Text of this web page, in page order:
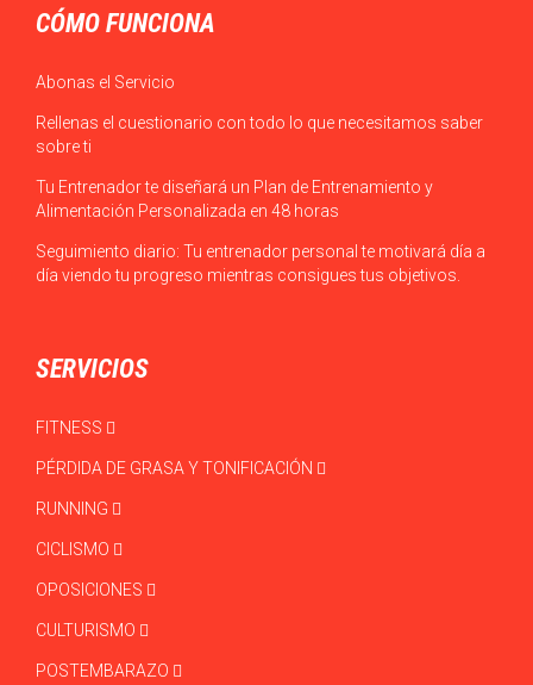
CÓMO FUNCIONA
Abonas el Servicio
Rellenas el cuestionario con todo lo que necesitamos saber
sobre ti
Tu Entrenador te diseñará un Plan de Entrenamiento y
Alimentación Personalizada en 48 horas
Seguimiento diario: Tu entrenador personal te motivará día a
día viendo tu progreso mientras consigues tus objetivos.
SERVICIOS
FITNESS
PÉRDIDA DE GRASA Y TONIFICACIÓN
RUNNING
CICLISMO
OPOSICIONES
CULTURISMO
POSTEMBARAZO